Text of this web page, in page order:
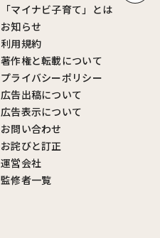
「マイナビ子育て」とは
お知らせ
利用規約
著作権と転載について
プライバシーポリシー
広告出稿について
広告表示について
お問い合わせ
お詫びと訂正
運営会社
監修者一覧